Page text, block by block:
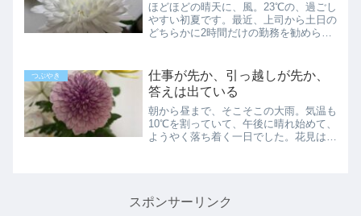
ほどほどの晴天に、風。23℃の、過ごし
やすい初夏です。最近、上司から土日の
どちらかに2時間だけの勤務を勧められ
にボランティアではないので…再び郵便
局へ会社用と用の書類を...
つぶやき
仕事が先か、引っ越しが先か、
答えは出ている
朝から昼まで、そこそこの大雨。気温も
10℃を割っていて、午後に晴れ始めて、
ようやく落ち着く一日でした。花見は日
スポンサーリンク